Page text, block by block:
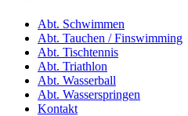
Abt. Schwimmen
Abt. Tauchen / Finswimming
Abt. Tischtennis
Abt. Triathlon
Abt. Wasserball
Abt. Wasserspringen
Kontakt